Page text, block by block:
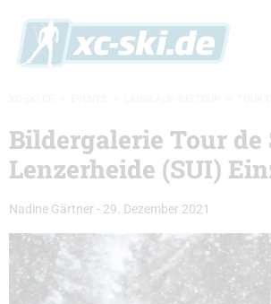
Bildergalerie Tour de
Lenzerheide (SUI)
Nadine Gärtner - 29. Dezember 2021